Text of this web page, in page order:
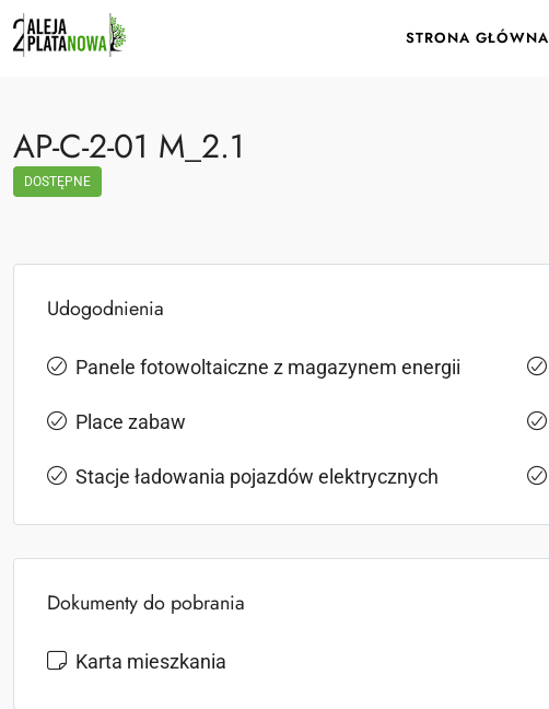
STRONA GŁÓWNA
AP-C-2-01 M_2.1
DOSTĘPNE
Udogodnienia
Panele fotowoltaiczne z magazynem energii
Place zabaw
Stacje ładowania pojazdów elektrycznych
Dokumenty do pobrania
Karta mieszkania